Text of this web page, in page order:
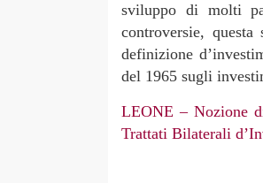
sviluppo di molti
controversie,
definizione
del 1965 sugli
LEONE – Nozione
Trattati Bilaterali